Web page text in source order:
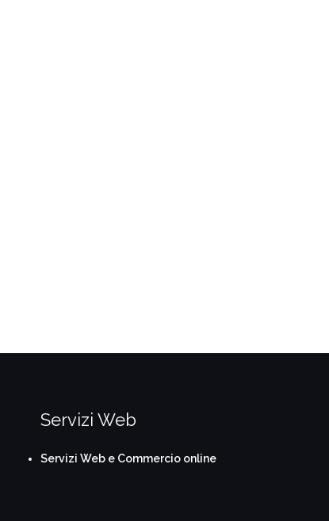
Servizi Web
Servizi Web e Commercio online